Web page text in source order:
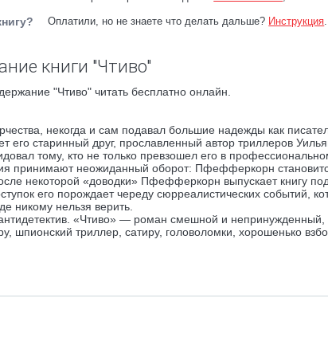
Оплатили, но не знаете что делать дальше? Инструкция.
книги "Чтиво"
"Чтиво" читать бесплатно онлайн.
некогда и сам подавал большие надежды как
старинный друг, прославленный автор триллеров
тому, кто не только превзошел его в
принимают неожиданный оборот: Пфефферкорн
некоторой «доводки» Пфефферкорн выпускает книгу
его порождает череду сюрреалистических событий,
никому нельзя верить.
«Чтиво» — роман смешной и непринужденный,
шпионский триллер, сатиру, головоломки, хорошенько